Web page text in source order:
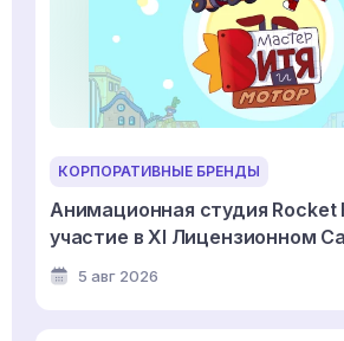
КОРПОРАТИВНЫЕ БРЕНДЫ
Анимационная студия Rocket
участие в XI Лицензионном
5 авг 2026